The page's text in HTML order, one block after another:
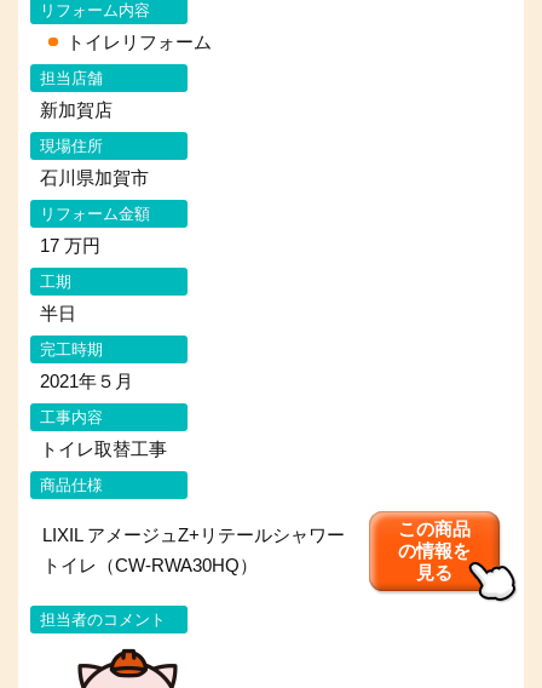
リフォーム内容
トイレリフォーム
担当店舗
新加賀店
現場住所
石川県加賀市
リフォーム金額
17 万円
工期
半日
完工時期
2021年５月
工事内容
トイレ取替工事
商品仕様
LIXIL アメージュZ+リテールシャワー
トイレ（CW-RWA30HQ）
この商品
の情報を
見る
担当者のコメント